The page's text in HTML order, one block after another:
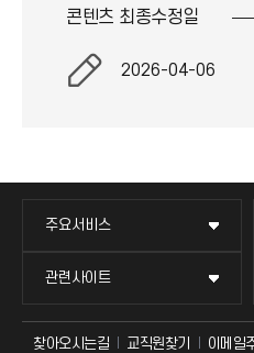
콘텐츠 최종수정일
2026-04-06
주요서비스
관련사이트
찾아오시는길 교직원찾기 이메일